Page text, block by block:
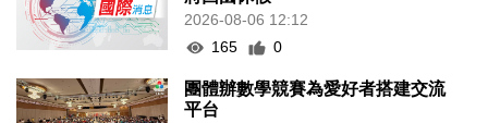
2026-08-06 12:12
165
0
團體辦數學競賽為愛好者搭建交流
平台